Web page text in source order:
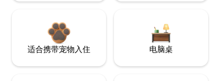
适合携带宠物入住 电脑桌